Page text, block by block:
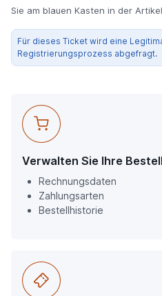
Sie am blauen Kasten in der
Für dieses Ticket wird eine
Registrierungsprozess abgefragt.
Verwalten Sie Ihre
Rechnungsdaten
Zahlungsarten
Bestellhistorie